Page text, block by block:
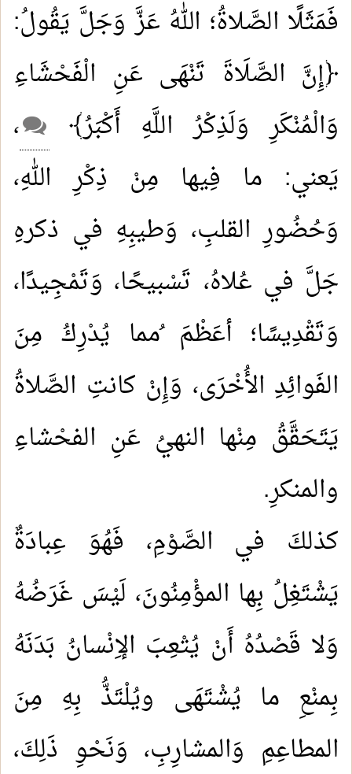
فَمَثَلًا الصَّلاةُ؛ اللهُ عَزَّ وَجَلَّ يَقُولُ:
﴿إِنَّ الصَّلَاةَ تَنْهَى عَنِ الْفَحْشَاءِ
وَالْمُنْكَرِ وَلَذِكْرُ اللَّهِ أَكْبَرُ﴾
،
يَعني: ما فِيها مِنْ ذِكْرِ اللهِ،
وَحُضُورِ القلبِ، وَطيبِهِ في ذكرهِ
جَلَّ في عُلاهُ، تَسْبيحًا، وَتَمْجِيدًا،
وَتَقْدِيسًا؛ أعَظْمَ ُمما يُدْرِكُ مِنَ
الفَوائِدِ الأُخْرَى، وَإِنْ كانتِ الصَّلاةُ
يَتَحَقَّقُ مِنْها النهيُ عَنِ الفحْشاءِ
والمنكرِ.
كذلكَ في الصَّوْمِ، فَهُوَ عِبادَةٌ
يَشْتَغِلُ بِها المؤْمِنُونَ، لَيْسَ غَرَضُهُ
وَلا قَصْدُهُ أَنْ يُتْعِبَ الإِنْسانُ بَدَنَهُ
بِمنْعِ ما يُشْتَهَى ويُلْتَذُّ بِهِ مِنَ
المطاعِمِ وَالمشارِبِ، وَنَحْوِ ذَلِكَ،